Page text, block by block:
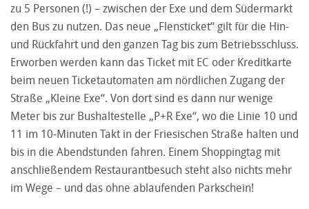
zu 5 Personen (!) – zwischen der Exe und dem Südermarkt
den Bus zu nutzen. Das neue „Flensticket“ gilt für die Hin-
und Rückfahrt und den ganzen Tag bis zum Betriebsschluss.
Erworben werden kann das Ticket mit EC oder Kreditkarte
beim neuen Ticketautomaten am nördlichen Zugang der
Straße „Kleine Exe“. Von dort sind es dann nur wenige
Meter bis zur Bushaltestelle „P+R Exe“, wo die Linie 10 und
11 im 10-Minuten Takt in der Friesischen Straße halten und
bis in die Abendstunden fahren. Einem Shoppingtag mit
anschließendem Restaurantbesuch steht also nichts mehr
im Wege – und das ohne ablaufenden Parkschein!